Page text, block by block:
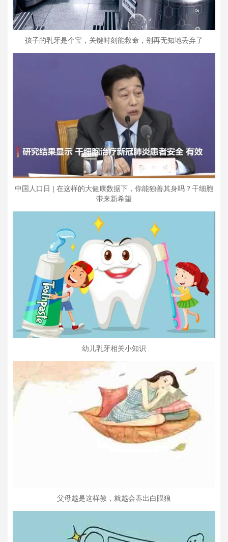
孩子的乳牙是个宝，关键时刻能救命，别再无知地丢弃了
中国人口日 | 在这样的大健康数据下，你能独善其身吗？干细胞
带来新希望
幼儿乳牙相关小知识
父母越是这样教，就越会养出白眼狼